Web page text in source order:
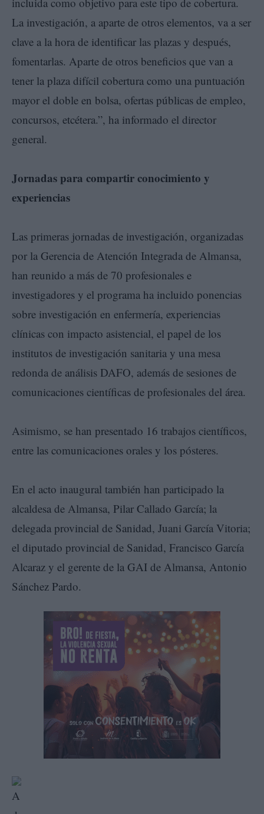
La investigación, a aparte de otros elementos, va a ser
clave a la hora de identificar las plazas y después,
fomentarlas. Aparte de otros beneficios que van a
tener la plaza difícil cobertura como una puntuación
mayor el doble en bolsa, ofertas públicas de empleo,
concursos, etcétera.”, ha informado el director
general.
Jornadas para compartir conocimiento y
experiencias
Las primeras jornadas de investigación, organizadas
por la Gerencia de Atención Integrada de Almansa,
han reunido a más de 70 profesionales e
investigadores y el programa ha incluido ponencias
sobre investigación en enfermería, experiencias
clínicas con impacto asistencial, el papel de los
institutos de investigación sanitaria y una mesa
redonda de análisis DAFO, además de sesiones de
comunicaciones científicas de profesionales del área.
Asimismo, se han presentado 16 trabajos científicos,
entre las comunicaciones orales y los pósteres.
En el acto inaugural también han participado la
alcaldesa de Almansa, Pilar Callado García; la
delegada provincial de Sanidad, Juani García Vitoria;
el diputado provincial de Sanidad, Francisco García
Alcaraz y el gerente de la GAI de Almansa, Antonio
Sánchez Pardo.